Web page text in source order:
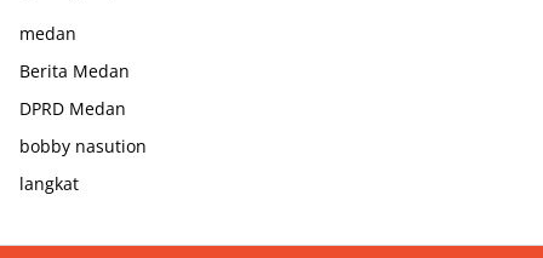
medan
Berita Medan
DPRD Medan
bobby nasution
langkat